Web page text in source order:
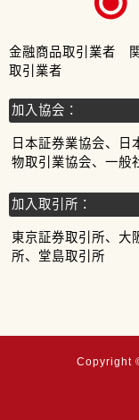
金融商品取引業者
取引業者
加入協会：
日本証券業協会、日
物取引業協会、一般
加入取引所：
東京証券取引所、大
所、堂島取引所
Copyright